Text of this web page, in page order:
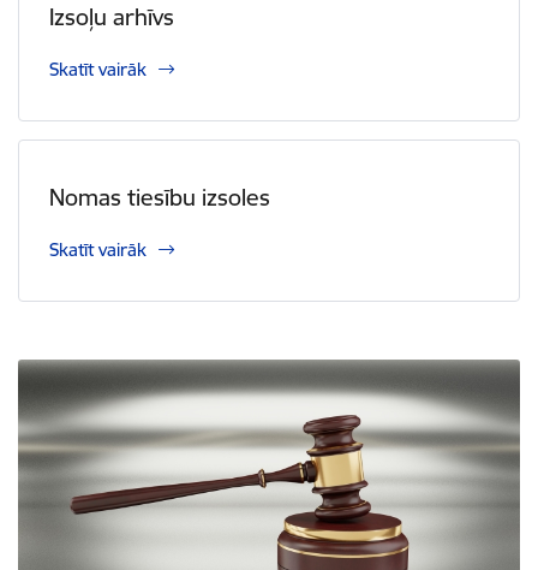
Izsoļu arhīvs
Skatīt vairāk
Nomas tiesību izsoles
Skatīt vairāk